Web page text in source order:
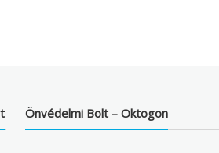
Önvédelmi Bolt – Oktogon